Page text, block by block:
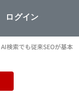
ログイン
検索でも従来SEOが基本